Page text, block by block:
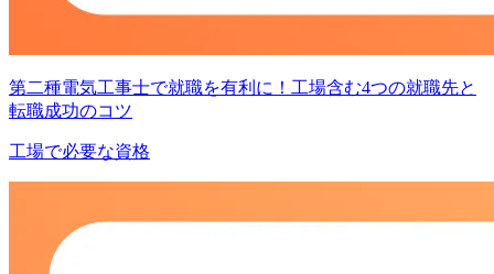
第二種電気工事士で就職を有利に！工場含む4つの就職先と
転職成功のコツ
工場で必要な資格